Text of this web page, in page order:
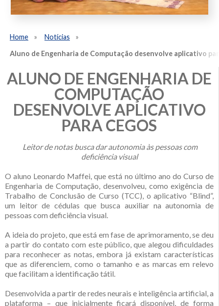
Home
Notícias
Aluno de Engenharia de Computação desenvolve aplicativo
ALUNO DE ENGENHARIA DE
COMPUTAÇÃO
DESENVOLVE APLICATIVO
PARA CEGOS
Leitor de notas busca dar autonomia às pessoas com
deficiência visual
O aluno Leonardo Maffei, que está no último ano do Curso de
Engenharia de Computação, desenvolveu, como exigência de
Trabalho de Conclusão de Curso (TCC), o aplicativo “Blind”,
um leitor de cédulas que busca auxiliar na autonomia de
pessoas com deficiência visual.
A ideia do projeto, que está em fase de aprimoramento, se deu
a partir do contato com este público, que alegou dificuldades
para reconhecer as notas, embora já existam características
que as diferenciem, como o tamanho e as marcas em relevo
que facilitam a identificação tátil.
Desenvolvida a partir de redes neurais e inteligência artificial, a
plataforma – que inicialmente ficará disponível, de forma